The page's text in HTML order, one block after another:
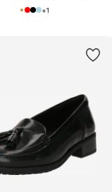
+1